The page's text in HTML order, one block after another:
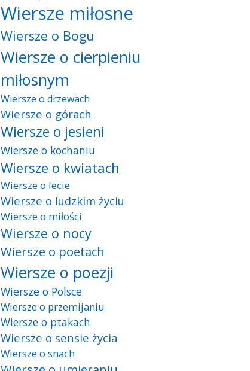
Wiersze miłosne
Wiersze o Bogu
Wiersze o cierpieniu
miłosnym
Wiersze o drzewach
Wiersze o górach
Wiersze o jesieni
Wiersze o kochaniu
Wiersze o kwiatach
Wiersze o lecie
Wiersze o ludzkim życiu
Wiersze o miłości
Wiersze o nocy
Wiersze o poetach
Wiersze o poezji
Wiersze o Polsce
Wiersze o przemijaniu
Wiersze o ptakach
Wiersze o sensie życia
Wiersze o snach